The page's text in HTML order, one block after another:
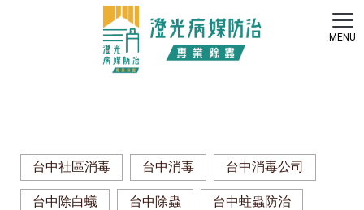
台中社區消毒 台中消毒 台中消毒公司
台中除白蟻 台中除蟲 台中蛀蟲防治